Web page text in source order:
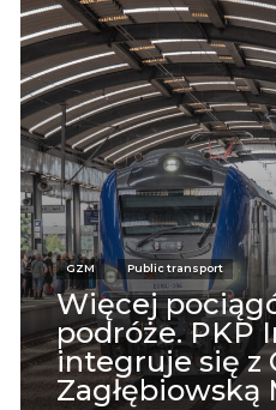
GZM Public transport
Więcej
podróże. PKP
integruje się z
Zagłębiowską